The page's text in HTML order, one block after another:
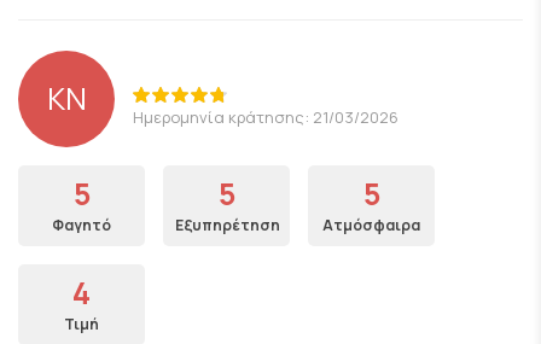
KN Ημερομηνία κράτησης: 21/03/2026
5
Φαγητό
5
Εξυπηρέτηση
5
Ατμόσφαιρα
4
Τιμή